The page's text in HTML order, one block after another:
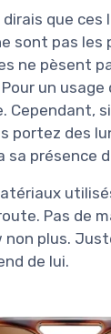
que
sont pas les
ne pèsent
un
Cependant,
portez des
sa présence
Pas de
non plus.
de lui.